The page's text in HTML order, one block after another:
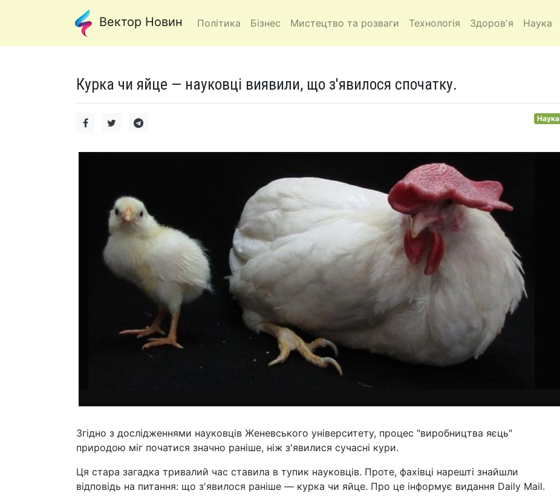
Вектор Новин Політика Бізнес Мистецтво та розваги Технологія Здоров'я Наука
Курка чи яйце — науковці виявили, що з'явилося спочатку.
Наука
Згідно з дослідженнями науковців Женевського університету, процес "виробництва яєць"
природою міг початися значно раніше, ніж з'явилися сучасні кури.
Ця стара загадка тривалий час ставила в тупик науковців. Проте, фахівці нарешті знайшли
відповідь на питання: що з'явилося раніше — курка чи яйце. Про це інформує видання Daily Mail.